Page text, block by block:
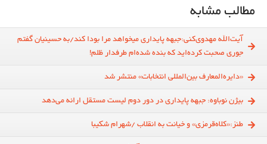
مطالب مشابه
آیت‌الله مهدوی‌کنی:جبهه پایداری می​خواهد مرا بودا کند/به حسینیان گفتم
جوری صحبت کرده‌اید که بنده شده‌ام طرفدار ظلم!
«دايره‌المعارف بين‌المللي انتخابات» منتشر شد
بیژن نوباوه: جبهه پایداری در دور دوم لیست مستقل ارائه می‌دهد
طنز:«کلاه‌قرمزی» و خیانت به انقلاب /شهرام شکیبا